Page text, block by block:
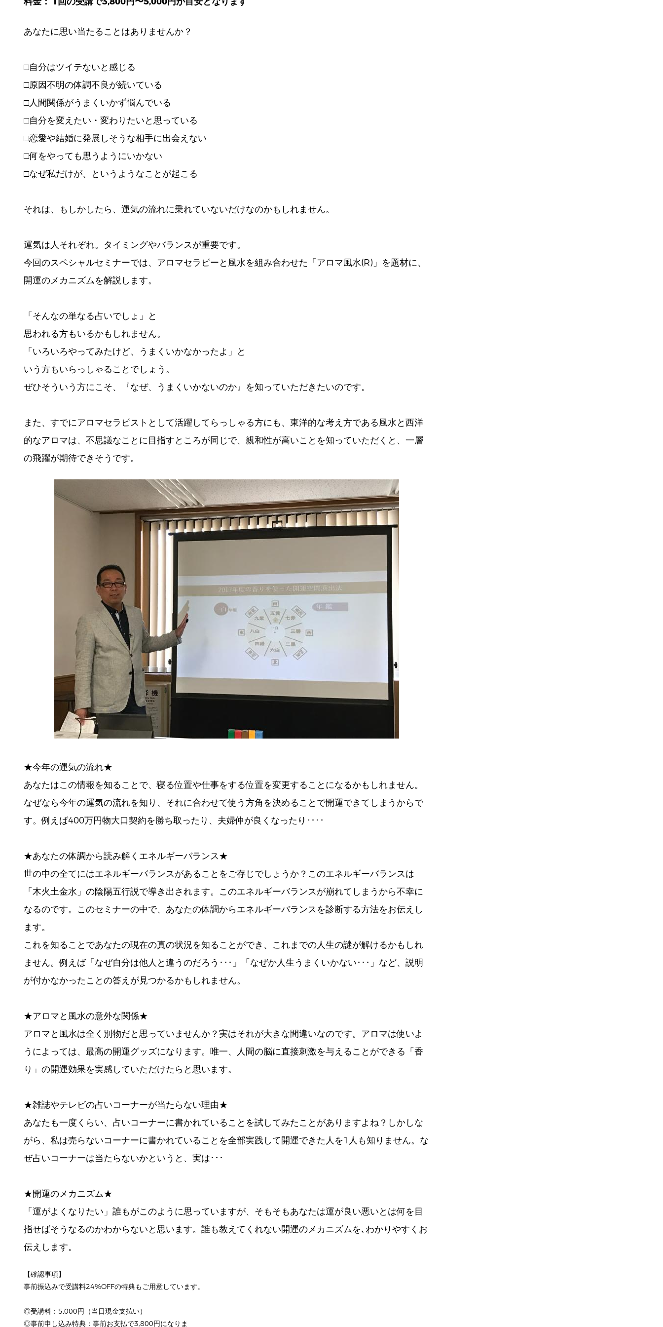
あなたに思い当たることはありませんか？
□自分はツイテないと感じる
□原因不明の体調不良が続いている
□人間関係がうまくいかず悩んでいる
□自分を変えたい・変わりたいと思っている
□恋愛や結婚に発展しそうな相手に出会えない
□何をやっても思うようにいかない
□なぜ私だけが、というようなことが起こる
それは、もしかしたら、運気の流れに乗れていないだけなのかもしれません。
運気は人それぞれ。タイミングやバランスが重要です。
今回のスペシャルセミナーでは、アロマセラピーと風水を組み合わせた「アロマ風水(R)」を題材に、
開運のメカニズムを解説します。
「そんなの単なる占いでしょ」と
思われる方もいるかもしれません。
「いろいろやってみたけど、うまくいかなかったよ」と
いう方もいらっしゃることでしょう。
ぜひそういう方にこそ、『なぜ、うまくいかないのか』を知っていただきたいのです。
また、すでにアロマセラピストとして活躍してらっしゃる方にも、東洋的な考え方である風水と西洋
的なアロマは、不思議なことに目指すところが同じで、親和性が高いことを知っていただくと、一層
の飛躍が期待できそうです。
★今年の運気の流れ★
あなたはこの情報を知ることで、寝る位置や仕事をする位置を変更することになるかもしれません。
なぜなら今年の運気の流れを知り、それに合わせて使う方角を決めることで開運できてしまうからで
す。例えば400万円物大口契約を勝ち取ったり、夫婦仲が良くなったり････
★あなたの体調から読み解くエネルギーバランス★
世の中の全てにはエネルギーバランスがあることをご存じでしょうか？このエネルギーバランスは
「木火土金水」の陰陽五行説で導き出されます。このエネルギーバランスが崩れてしまうから不幸に
なるのです。このセミナーの中で、あなたの体調からエネルギーバランスを診断する方法をお伝えし
ます。
これを知ることであなたの現在の真の状況を知ることができ、これまでの人生の謎が解けるかもしれ
ません。例えば「なぜ自分は他人と違うのだろう･･･」「なぜか人生うまくいかない･･･」など、説明
が付かなかったことの答えが見つかるかもしれません。
★アロマと風水の意外な関係★
アロマと風水は全く別物だと思っていませんか？実はそれが大きな間違いなのです。アロマは使いよ
うによっては、最高の開運グッズになります。唯一、人間の脳に直接刺激を与えることができる「香
り」の開運効果を実感していただけたらと思います。
★雑誌やテレビの占いコーナーが当たらない理由★
あなたも一度くらい、占いコーナーに書かれていることを試してみたことがありますよね？しかしな
がら、私は売らないコーナーに書かれていることを全部実践して開運できた人を1人も知りません。な
ぜ占いコーナーは当たらないかというと、実は･･･
★開運のメカニズム★
「運がよくなりたい」誰もがこのように思っていますが、そもそもあなたは運が良い悪いとは何を目
指せばそうなるのかわからないと思います。誰も教えてくれない開運のメカニズムを､わかりやすくお
伝えします。
【確認事項】
事前振込みで受講料24%OFFの特典もご用意しています。
◎受講料：5,000円（当日現金支払い）
◎事前申し込み特典：事前お支払で3,800円になりま